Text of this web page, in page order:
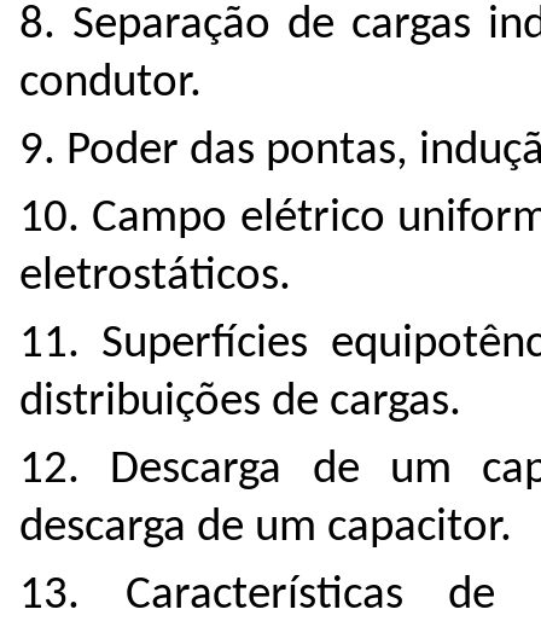
8. Separação de cargas
condutor.
9. Poder das pontas,
10. Campo elétrico
eletrostáticos.
11. Superfícies
distribuições de cargas.
12. Descarga de um
descarga de um capacitor.
13. Características